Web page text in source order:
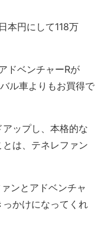
本円にして118万
ドベンチャーRが
ル車よりもお買得で
ップし、本格的な
は、テネレファン
ンとアドベンチャ
かけになってくれ